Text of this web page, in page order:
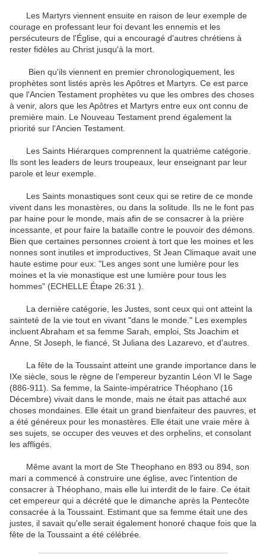
Les Martyrs viennent ensuite en raison de leur exemple de
courage en professant leur foi devant les ennemis et les
persécuteurs de l'Église, qui a encouragé d'autres chrétiens à
rester fidèles au Christ jusqu'à la mort.
Bien qu'ils viennent en premier chronologiquement, les
prophètes sont listés après les Apôtres et Martyrs. Ce est parce
que l'Ancien Testament prophètes vu que les ombres des choses
à venir, alors que les Apôtres et Martyrs entre eux ont connu de
première main. Le Nouveau Testament prend également la
priorité sur l'Ancien Testament.
Les Saints Hiérarques comprennent la quatrième catégorie.
Ils sont les leaders de leurs troupeaux, leur enseignant par leur
parole et leur exemple.
Les Saints monastiques sont ceux qui se retire de ce monde
vivent dans les monastères, ou dans la solitude. Ils ne le font pas
par haine pour le monde, mais afin de se consacrer à la prière
incessante, et pour faire la bataille contre le pouvoir des démons.
Bien que certaines personnes croient à tort que les moines et les
nonnes sont inutiles et improductives, St Jean Climaque avait une
haute estime pour eux: "Les anges sont une lumière pour les
moines et la vie monastique est une lumière pour tous les
hommes" (ECHELLE Étape 26:31 ).
La dernière catégorie, les Justes, sont ceux qui ont atteint la
sainteté de la vie tout en vivant "dans le monde." Les exemples
incluent Abraham et sa femme Sarah, emploi, Sts Joachim et
Anne, St Joseph, le fiancé, St Juliana des Lazarevo, et d'autres.
La fête de la Toussaint atteint une grande importance dans le
IXe siècle, sous le règne de l'empereur byzantin Léon VI le Sage
(886-911). Sa femme, la Sainte-impératrice Théophano (16
Décembre) vivait dans le monde, mais ne était pas attaché aux
choses mondaines. Elle était un grand bienfaiteur des pauvres, et
a été généreux pour les monastères. Elle était une vraie mère à
ses sujets, se occuper des veuves et des orphelins, et consolant
les affligés.
Même avant la mort de Ste Theophano en 893 ou 894, son
mari a commencé à construire une église, avec l'intention de
consacrer à Théophano, mais elle lui interdit de le faire. Ce était
cet empereur qui a décrété que le dimanche après la Pentecôte
consacrée à la Toussaint. Estimant que sa femme était une des
justes, il savait qu'elle serait également honoré chaque fois que la
fête de la Toussaint a été célébrée.